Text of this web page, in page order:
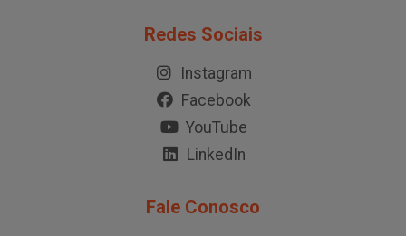
Redes Sociais
Instagram
Facebook
YouTube
LinkedIn
Fale Conosco